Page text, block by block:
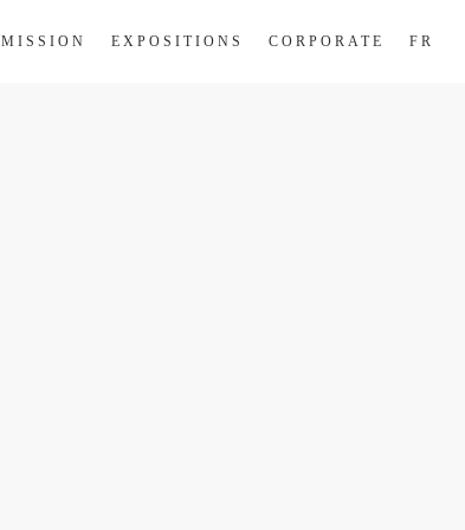
MISSION EXPOSITIONS CORPORATE FR